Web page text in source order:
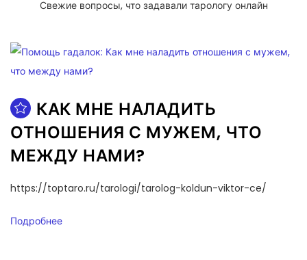
Свежие вопросы, что задавали тарологу онлайн
КАК МНЕ НАЛАДИТЬ
ОТНОШЕНИЯ С МУЖЕМ, ЧТО
МЕЖДУ НАМИ?
https://toptaro.ru/tarologi/tarolog-koldun-viktor-ce/
Подробнее